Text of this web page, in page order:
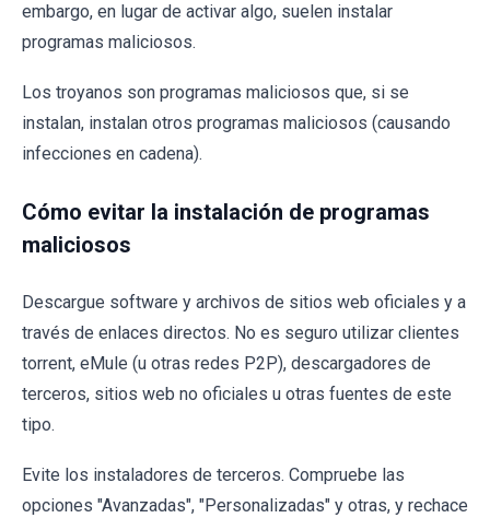
embargo, en lugar de activar algo, suelen instalar
programas maliciosos.
Los troyanos son programas maliciosos que, si se
instalan, instalan otros programas maliciosos (causando
infecciones en cadena).
Cómo evitar la instalación de programas
maliciosos
Descargue software y archivos de sitios web oficiales y a
través de enlaces directos. No es seguro utilizar clientes
torrent, eMule (u otras redes P2P), descargadores de
terceros, sitios web no oficiales u otras fuentes de este
tipo.
Evite los instaladores de terceros. Compruebe las
opciones "Avanzadas", "Personalizadas" y otras, y rechace